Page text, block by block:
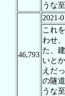
うな
46,793
2021-
これ
わせ
た、
いと
えだ
の隧
うな